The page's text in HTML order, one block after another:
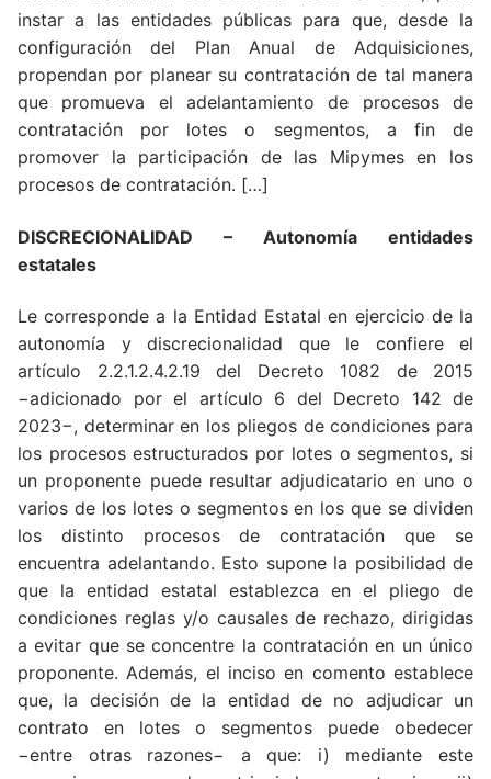
instar a las entidades públicas para que, desde la
configuración del Plan Anual de Adquisiciones,
propendan por planear su contratación de tal manera
que promueva el adelantamiento de procesos de
contratación por lotes o segmentos, a fin de
promover la participación de las Mipymes en los
procesos de contratación. […]
DISCRECIONALIDAD – Autonomía entidades
estatales
Le corresponde a la Entidad Estatal en ejercicio de la
autonomía y discrecionalidad que le confiere el
artículo 2.2.1.2.4.2.19 del Decreto 1082 de 2015
−adicionado por el artículo 6 del Decreto 142 de
2023−, determinar en los pliegos de condiciones para
los procesos estructurados por lotes o segmentos, si
un proponente puede resultar adjudicatario en uno o
varios de los lotes o segmentos en los que se dividen
los distinto procesos de contratación que se
encuentra adelantando. Esto supone la posibilidad de
que la entidad estatal establezca en el pliego de
condiciones reglas y/o causales de rechazo, dirigidas
a evitar que se concentre la contratación en un único
proponente. Además, el inciso en comento establece
que, la decisión de la entidad de no adjudicar un
contrato en lotes o segmentos puede obedecer
−entre otras razones− a que: i) mediante este